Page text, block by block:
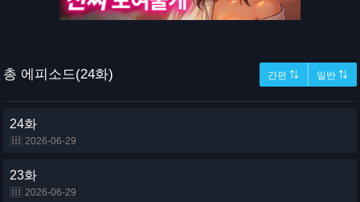
총 에피소드(24화) 간편 ⇅ 일반 ⇅
24화
2026-06-29
23화
2026-06-29